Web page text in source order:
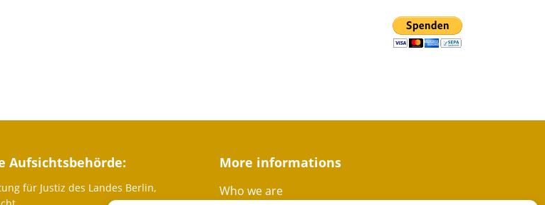
Aufsichtsbehörde:
für Justiz des Landes Berlin,
More informations
Who we are